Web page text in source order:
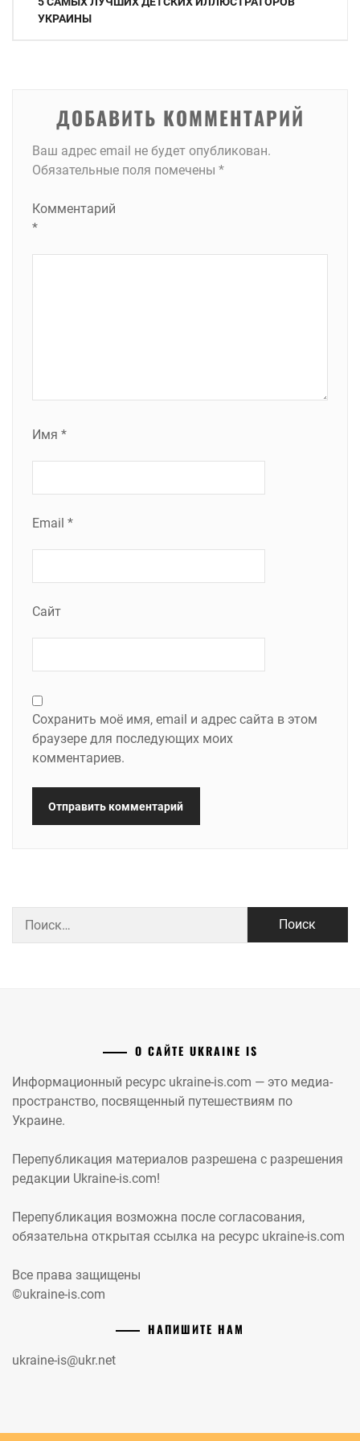
УКРАИНЫ
ДОБАВИТЬ КОММЕНТАРИЙ
Ваш адрес email не будет опубликован.
Обязательные поля помечены *
Комментарий
*
Имя *
Email *
Сайт
Сохранить моё имя, email и адрес сайта в этом
браузере для последующих моих
комментариев.
О САЙТЕ UKRAINE IS
Информационный ресурс ukraine-is.com — это медиа-
пространство, посвященный путешествиям по
Украине.
Перепубликация материалов разрешена с разрешения
редакции Ukraine-is.com!
Перепубликация возможна после согласования,
обязательна открытая ссылка на ресурс ukraine-is.com
Все права защищены
©ukraine-is.com
НАПИШИТЕ НАМ
ukraine-is@ukr.net